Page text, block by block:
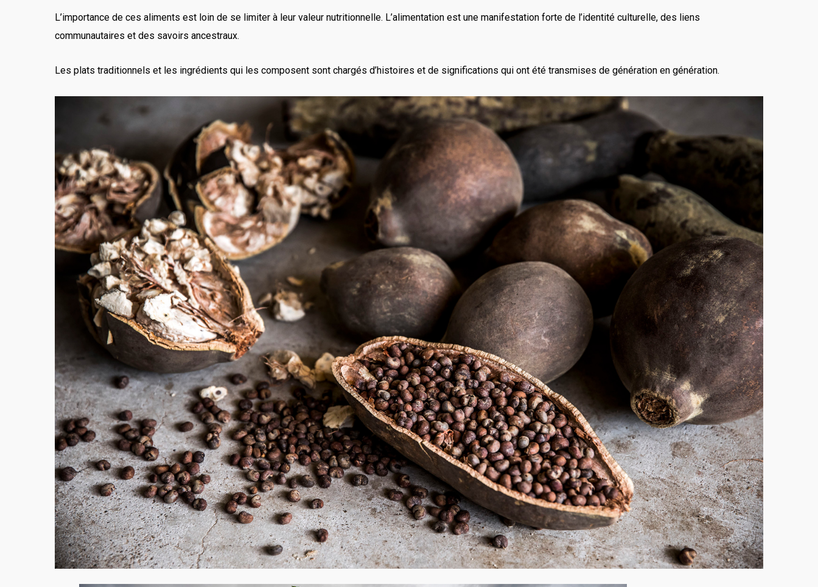
L’importance de ces aliments est loin de se limiter à leur valeur nutritionnelle. L’alimentation est une manifestation forte de l’identité culturelle, des liens
communautaires et des savoirs ancestraux.
Les plats traditionnels et les ingrédients qui les composent sont chargés d’histoires et de significations qui ont été transmises de génération en génération.